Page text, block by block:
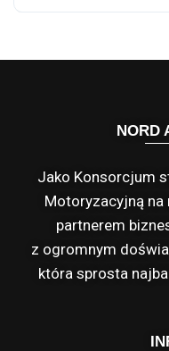
NORD
Jako Konsorcjum
Motoryzacyjną na
partnerem
z ogromnym
która sprosta